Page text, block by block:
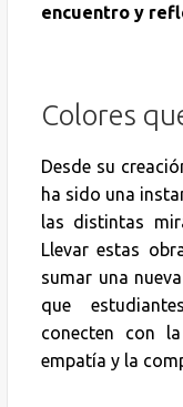
encuentro y
Colores
Desde su
ha sido una
las distintas
Llevar estas
sumar una
que
conecten con
empatía y la